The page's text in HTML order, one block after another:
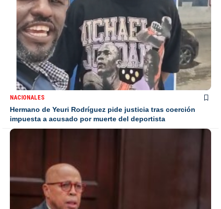
NACIONALES
Hermano de Yeuri Rodríguez pide justicia tras coerción
impuesta a acusado por muerte del deportista